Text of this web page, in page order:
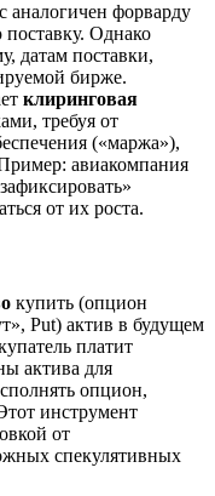
аналогичен форварду
Однако
датам поставки,
бирже.
клиринговая
требуя от
(«маржа»),
авиакомпания
от их роста.
купить (опцион
Put) актив в будущем
платит
актива для
опцион,
инструмент
от
спекулятивных